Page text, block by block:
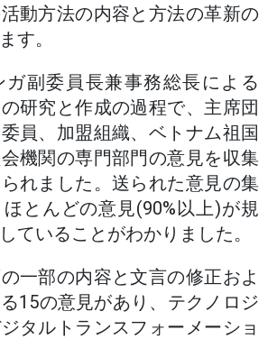
動方法の内容と方法の革新の
す。
ガ副委員長兼事務総長による
研究と作成の過程で、主席団
員、加盟組織、ベトナム祖国
機関の専門部門の意見を収集
れました。送られた意見の集
とんどの意見(90%以上)が規
ていることがわかりました。
一部の内容と文言の修正およ
15の意見があり、テクノロジ
タルトランスフォーメーショ